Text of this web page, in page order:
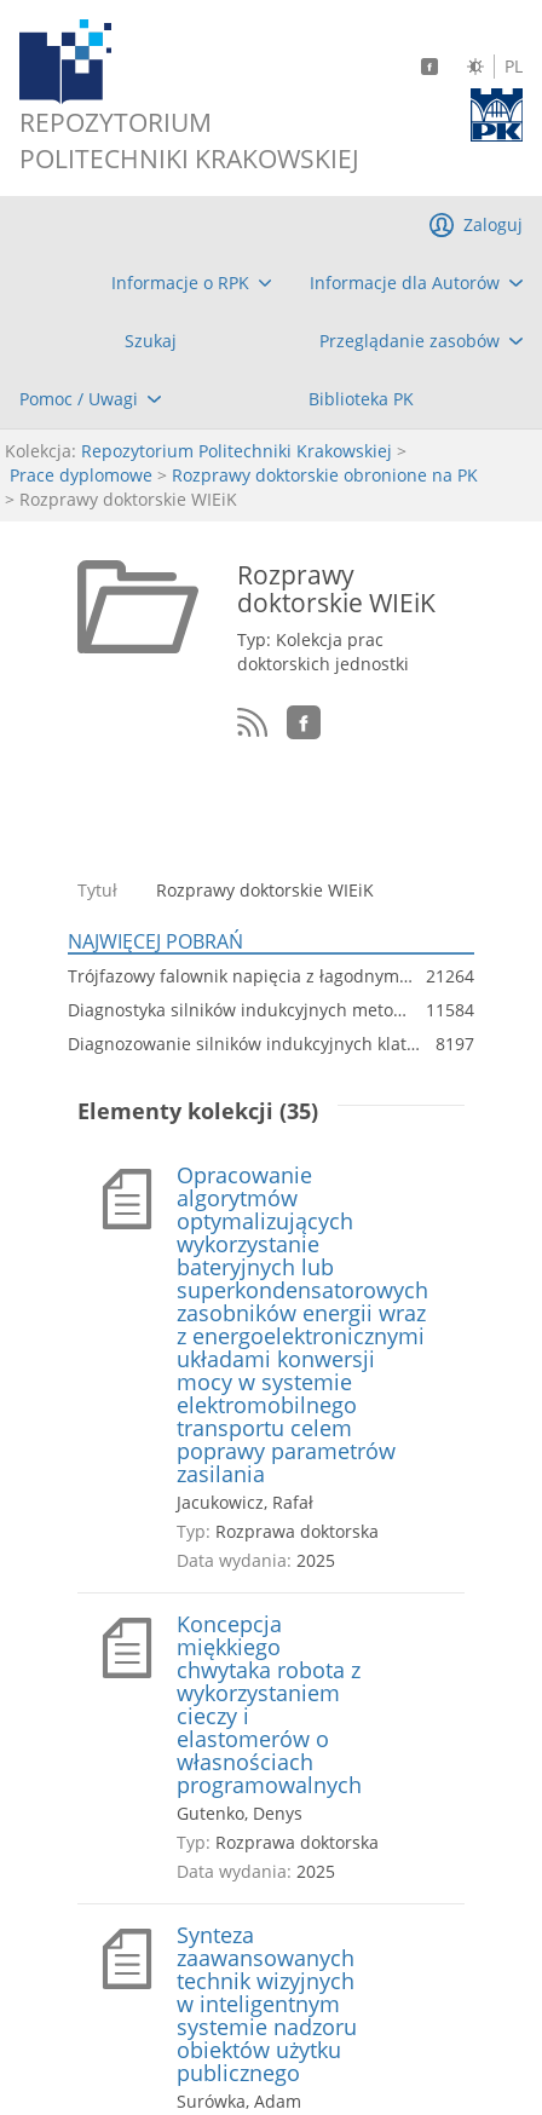
REPOZYTORIUM
POLITECHNIKI KRAKOWSKIEJ
PL
Informacje o RPK Informacje dla Autorów
Szukaj Przeglądanie zasobów
Pomoc / Uwagi Biblioteka PK
Zaloguj
Kolekcja: Repozytorium Politechniki Krakowskiej >
Prace dyplomowe > Rozprawy doktorskie obronione na PK
> Rozprawy doktorskie WIEiK
Rozprawy
doktorskie WIEiK
Typ: Kolekcja prac
doktorskich jednostki
Tytuł Rozprawy doktorskie WIEiK
NAJWIĘCEJ POBRAŃ
Trójfazowy falownik napięcia z łagodnym przełączaniem tranzystorów odpornym na zakłócenia sterowania
21264
Diagnostyka silników indukcyjnych metodami sztucznej inteligencji
11584
Diagnozowanie silników indukcyjnych klatkowych przy wykorzystaniu wpływu nieliniowości obwodu magnetycznego
8197
Elementy kolekcji (35)
Opracowanie
algorytmów
optymalizujących
wykorzystanie
bateryjnych lub
superkondensatorowych
zasobników energii wraz
z energoelektronicznymi
układami konwersji
mocy w systemie
elektromobilnego
transportu celem
poprawy parametrów
zasilania
Jacukowicz, Rafał
Typ: Rozprawa doktorska
Data wydania: 2025
Koncepcja
miękkiego
chwytaka robota z
wykorzystaniem
cieczy i
elastomerów o
własnościach
programowalnych
Gutenko, Denys
Typ: Rozprawa doktorska
Data wydania: 2025
Synteza
zaawansowanych
technik wizyjnych
w inteligentnym
systemie nadzoru
obiektów użytku
publicznego
Surówka, Adam